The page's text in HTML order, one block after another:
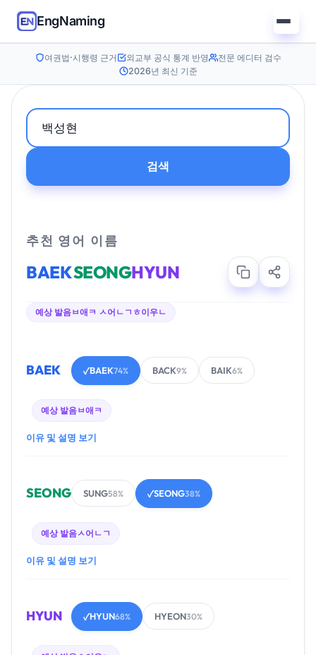
EngNaming
여권법·시행령 근거 외교부 공식 통계 반영
전문 에디터 검수
2026년 최신 기준
검색
추천 영어 이름
BAEKSEONGHYUN
예상 발음ㅂ애ㅋ ㅅ어ㄴㄱㅎ이우ㄴ
BAEK ✓BAEK74% BACK9% BAIK6%
예상 발음ㅂ애ㅋ
이유 및 설명 보기
SEONG SUNG58% ✓SEONG38%
예상 발음ㅅ어ㄴㄱ
이유 및 설명 보기
HYUN ✓HYUN68% HYEON30%